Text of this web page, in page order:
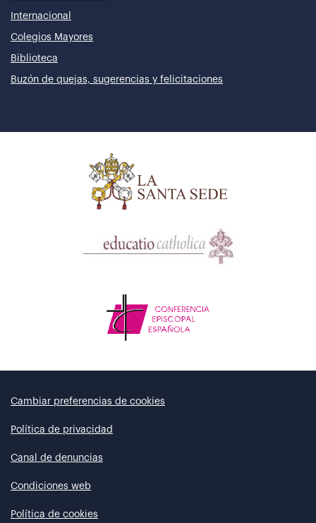
Internacional
Colegios Mayores
Biblioteca
Buzón de quejas, sugerencias y felicitaciones
Cambiar preferencias de cookies
Política de privacidad
Canal de denuncias
Condiciones web
Política de cookies